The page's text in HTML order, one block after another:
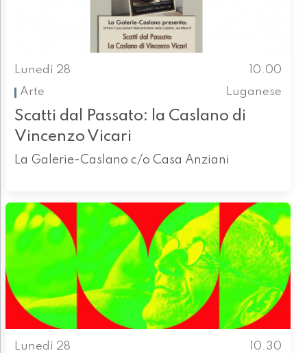
Lunedì 28
10.00
Arte
Luganese
Scatti dal Passato: la Caslano di
Vincenzo Vicari
La Galerie-Caslano c/o Casa Anziani
Lunedì 28
10.30